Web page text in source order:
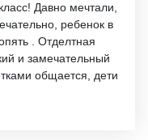
Давно мечтали,
ребенок в
. Отделтная
и замечательный
общается, дети